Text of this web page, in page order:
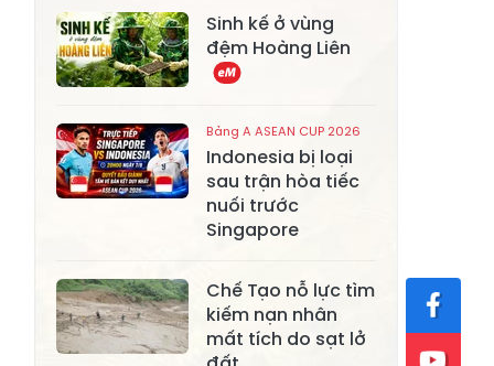
Bằng La
Xã Chấn Thịnh
Xã Nghĩa Tâm
Xã Châu Quế
Xã Lâm Giang
Xã Đông
Cuông
Xã Tân Hợp
Xã Mỏ Vàng
Xã Lâm
Thượng
Sinh kế ở vùng
đệm Hoàng Liên
Bảng A ASEAN CUP 2026
Indonesia bị loại
sau trận hòa tiếc
nuối trước
Singapore
Chế Tạo nỗ lực tìm
kiếm nạn nhân
mất tích do sạt lở